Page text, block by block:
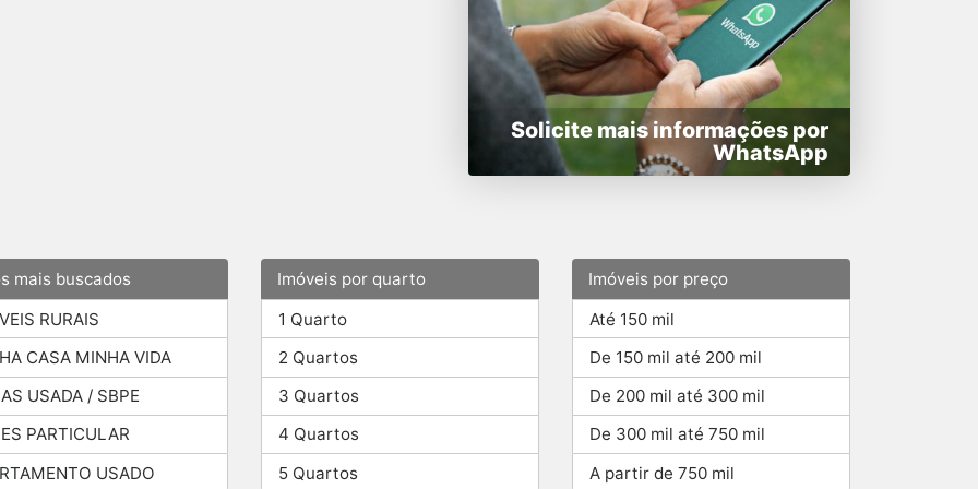
Solicite mais informações por
WhatsApp
mais buscados
RURAIS
CASA MINHA VIDA
USADA / SBPE
PARTICULAR
USADO
Imóveis por quarto
1 Quarto
2 Quartos
3 Quartos
4 Quartos
5 Quartos
Imóveis por preço
Até 150 mil
De 150 mil até 200 mil
De 200 mil até 300 mil
De 300 mil até 750 mil
A partir de 750 mil